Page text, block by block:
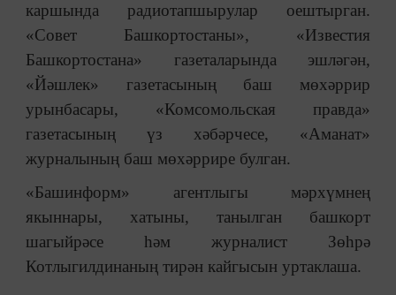
каршында радиотапшырулар оештырган.
«Совет Башкортостаны», «Известия
Башкортостана» газеталарында эшләгән,
«Йәшлек» газетасының баш мөхәррир
урынбасары, «Комсомольская правда»
газетасының үз хәбәрчесе, «Аманат»
журналының баш мөхәррире булган.
«Башинформ» агентлыгы мәрхүмнең
якыннары, хатыны, танылган башкорт
шагыйрәсе һәм журналист Зөһрә
Котлыгилдинаның тирән кайгысын уртаклаша.